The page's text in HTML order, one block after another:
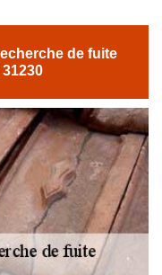
de fuite